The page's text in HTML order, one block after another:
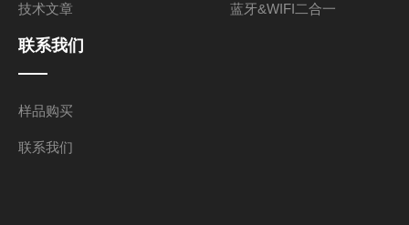
技术文章 蓝牙&WIFI二合一
联系我们
样品购买
联系我们